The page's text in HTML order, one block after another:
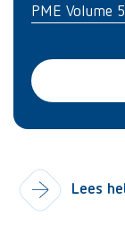
PME Volume
Lees